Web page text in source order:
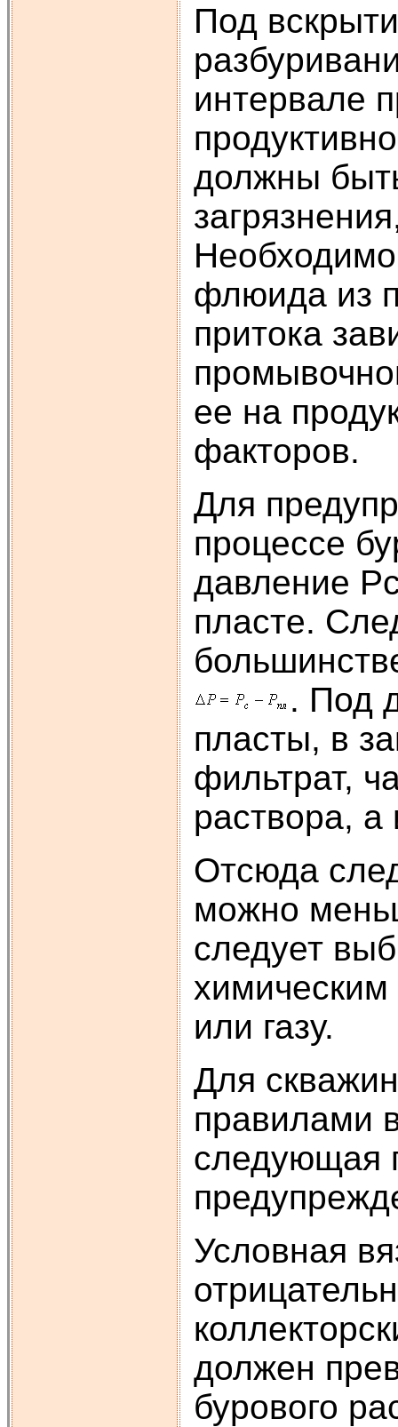
Под
интервале
должны
Необходимо
флюида из
притока
ее на
факторов.
Для
процессе
давление
пласте.
. Под
пласты, в
фильтрат,
раствора, а
Отсюда
можно
следует
или газу.
Для
правилами
следующая
Условная
должен
бурового